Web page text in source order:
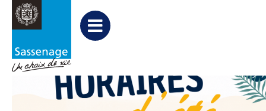
Aller à la recherche